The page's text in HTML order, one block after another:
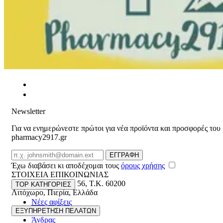
Newsletter
Για να ενημερώνεστε πρώτοι για νέα προϊόντα και προσφορές του
pharmacy2917.gr
Email
ΕΓΓΡΑΦΗ
Έχω διαβάσει κι αποδέχομαι τους όρους χρήσης
ΣΤΟΙΧΕΙΑ ΕΠΙΚΟΙΝΩΝΙΑΣ
Βασ. Κωνσταντίνου 56, T.K. 60200
Λιτόχωρο,Πιερία,Ελλάδα
ΓΕΜΗ:165892448000
TOP ΚΑΤΗΓΟΡΙΕΣ
Νέες αφίξεις
Γυναίκα
Άνδρας
ΕΞΥΠΗΡΕΤΗΣΗ ΠΕΛΑΤΩΝ